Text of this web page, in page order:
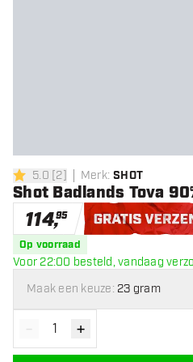
5 score sterren
5.0 [2] Merk: SHOT
Shot Badlands Tova
114,95
Op voorraad
Voor 22:00 besteld, vandaag
Maak een keuze: 23 gram
Verminder hoeveelheid
- Verhoog
+